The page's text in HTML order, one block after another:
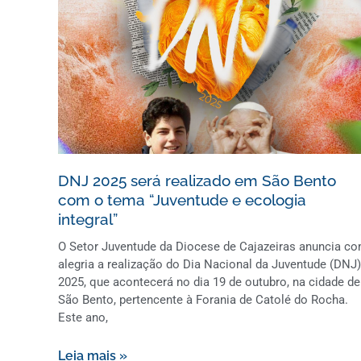
DNJ 2025 será realizado em São Bento
com o tema “Juventude e ecologia
integral”
O Setor Juventude da Diocese de Cajazeiras anuncia
alegria a realização do Dia Nacional da Juventude (DNJ)
2025, que acontecerá no dia 19 de outubro, na cidade de
São Bento, pertencente à Forania de Catolé do Rocha.
Este ano,
Leia mais »